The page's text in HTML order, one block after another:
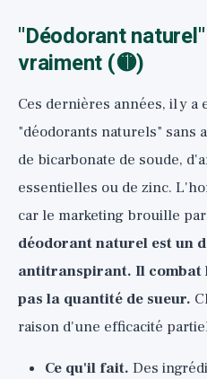
"Déodorant
vraiment (🟡)
Ces dernières années, il y a
"déodorants naturels" sans
de bicarbonate de soude,
essentielles ou de zinc.
car le marketing brouille
déodorant naturel est un
antitranspirant. Il combat
pas la quantité de sueur.
raison d'une efficacité
Ce qu'il fait. Des